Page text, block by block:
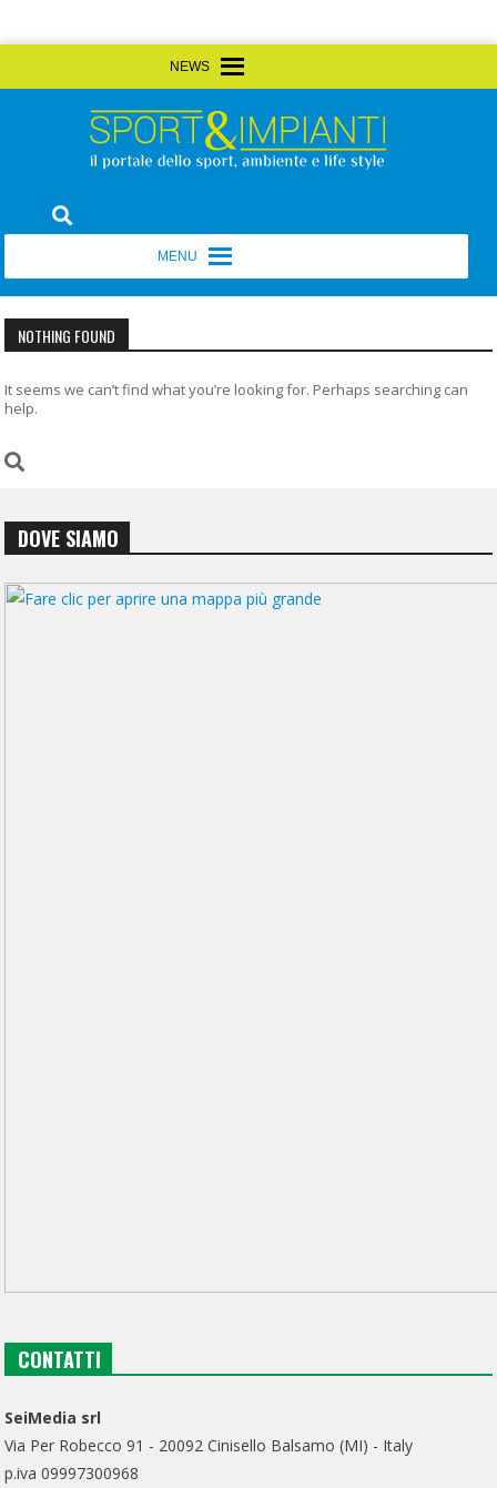
to
Sport&Impianti
NOTHING FOUND
It seems we can’t find what you’re looking for. Perhaps searching can
help.
DOVE SIAMO
CONTATTI
SeiMedia srl
Via Per Robecco 91 - 20092 Cinisello Balsamo (MI) - Italy
p.iva 09997300968